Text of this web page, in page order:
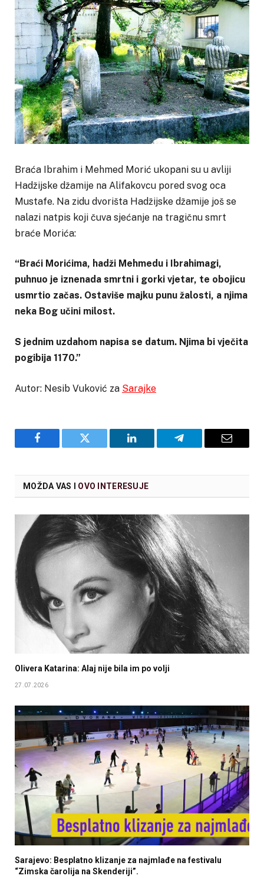
Braća Ibrahim i Mehmed Morić ukopani su u avliji
Hadžijske džamije na Alifakovcu pored svog oca
Mustafe. Na zidu dvorišta Hadžijske džamije još se
nalazi natpis koji čuva sjećanje na tragičnu smrt
braće Morića:
“Braći Morićima, hadži Mehmedu i Ibrahimagi,
puhnuo je iznenada smrtni i gorki vjetar, te obojicu
usmrtio začas. Ostaviše majku punu žalosti, a njima
neka Bog učini milost.
S jednim uzdahom napisa se datum. Njima bi vječita
pogibija 1170.”
Autor: Nesib Vuković za Sarajke
Facebook Twitter LinkedIn Telegram Email
MOŽDA VAS I OVO INTERESUJE
Olivera Katarina: Alaj nije bila im po volji
27.07.2026
Sarajevo: Besplatno klizanje za najmlađe na festivalu
“Zimska čarolija na Skenderiji”.